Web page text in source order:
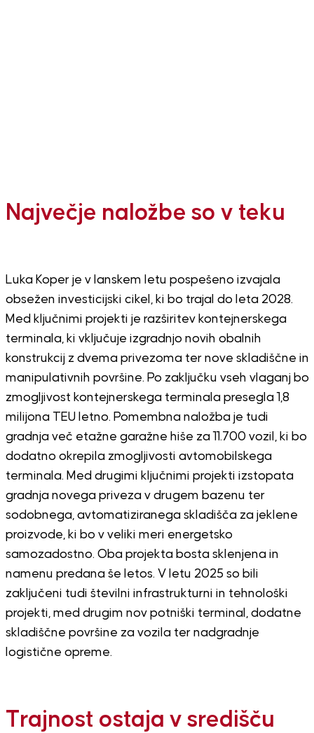
Največje naložbe so v teku
Luka Koper je v lanskem letu pospešeno izvajala
obsežen investicijski cikel, ki bo trajal do leta 2028.
Med ključnimi projekti je razširitev kontejnerskega
terminala, ki vključuje izgradnjo novih obalnih
konstrukcij z dvema privezoma ter nove skladiščne in
manipulativnih površine. Po zaključku vseh vlaganj bo
zmogljivost kontejnerskega terminala presegla 1,8
milijona TEU letno. Pomembna naložba je tudi
gradnja več etažne garažne hiše za 11.700 vozil, ki bo
dodatno okrepila zmogljivosti avtomobilskega
terminala. Med drugimi ključnimi projekti izstopata
gradnja novega priveza v drugem bazenu ter
sodobnega, avtomatiziranega skladišča za jeklene
proizvode, ki bo v veliki meri energetsko
samozadostno. Oba projekta bosta sklenjena in
namenu predana še letos. V letu 2025 so bili
zaključeni tudi številni infrastrukturni in tehnološki
projekti, med drugim nov potniški terminal, dodatne
skladiščne površine za vozila ter nadgradnje
logistične opreme.
Trajnost ostaja v središču